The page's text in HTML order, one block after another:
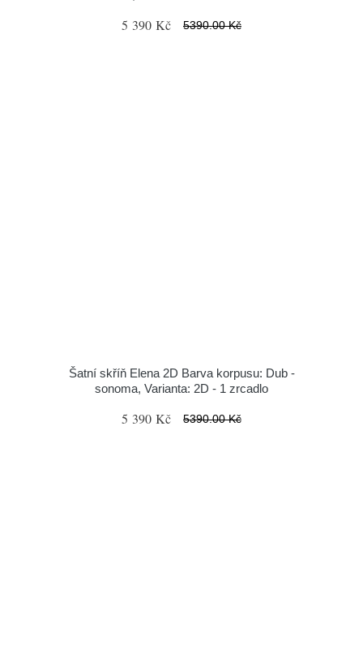
5 390 Kč 5390.00 Kč
Šatní skříň Elena 2D Barva korpusu: Dub -
sonoma, Varianta: 2D - 1 zrcadlo
5 390 Kč 5390.00 Kč